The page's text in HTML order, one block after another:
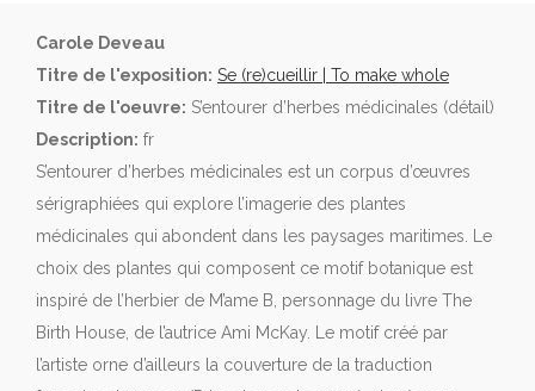
Carole Deveau
Titre de l'exposition: Se (re)cueillir | To make whole
Titre de l'oeuvre: S’entourer d’herbes médicinales (détail)
Description: fr
S’entourer d’herbes médicinales est un corpus d’œuvres
sérigraphiées qui explore l’imagerie des plantes
médicinales qui abondent dans les paysages maritimes. Le
choix des plantes qui composent ce motif botanique est
inspiré de l’herbier de M’ame B, personnage du livre The
Birth House, de l’autrice Ami McKay. Le motif créé par
l’artiste orne d’ailleurs la couverture de la traduction